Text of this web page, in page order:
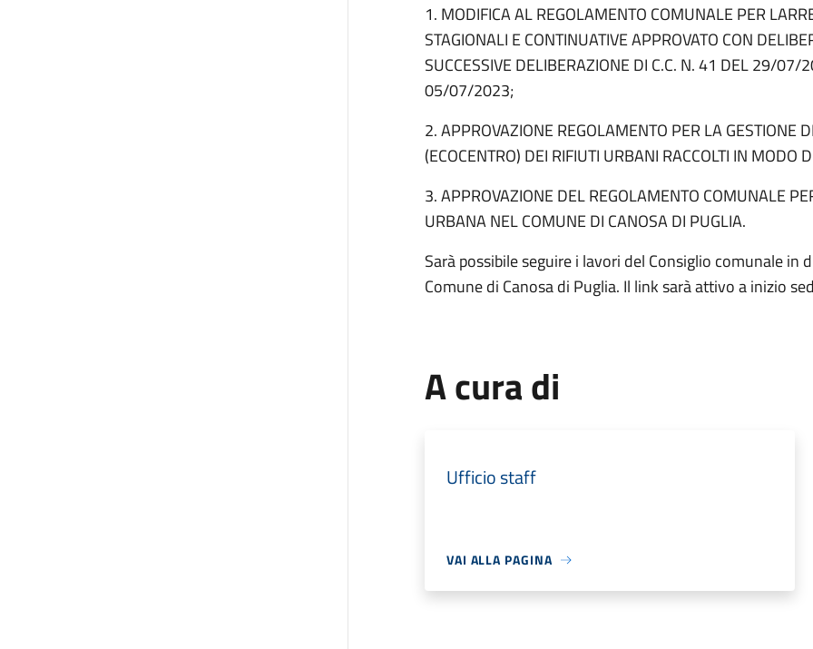
1. MODIFICA AL REGOLAMENTO COMUNALE PER
STAGIONALI E CONTINUATIVE APPROVATO CON
SUCCESSIVE DELIBERAZIONE DI C.C. N. 41 DEL 29/07/
05/07/2023;
2. APPROVAZIONE REGOLAMENTO PER LA GESTIONE
(ECOCENTRO) DEI RIFIUTI URBANI RACCOLTI IN MODO
3. APPROVAZIONE DEL REGOLAMENTO COMUNALE
URBANA NEL COMUNE DI CANOSA DI PUGLIA.
Sarà possibile seguire i lavori del Consiglio comunale in
Comune di Canosa di Puglia. Il link sarà attivo a inizio
A cura di
Ufficio staff
VAI ALLA PAGINA